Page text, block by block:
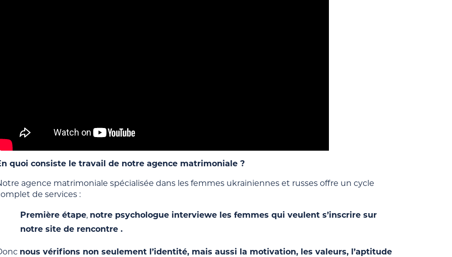
quoi consiste le travail de notre agence matrimoniale ?
agence matrimoniale spécialisée dans les femmes ukrainiennes et russes offre un cycle
de services :
Première étape, notre psychologue interviewe les femmes qui veulent s’inscrire sur
notre site de rencontre .
nous vérifions non seulement l’identité, mais aussi la motivation, les valeurs, l’aptitude